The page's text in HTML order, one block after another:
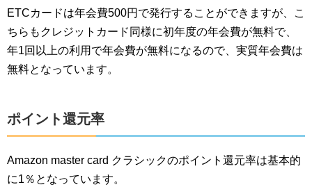
ETCカードは年会費500円で発行することができますが、こ
ちらもクレジットカード同様に初年度の年会費が無料で、
年1回以上の利用で年会費が無料になるので、実質年会費は
無料となっています。
ポイント還元率
Amazon master card クラシックのポイント還元率は基本的
に1％となっています。